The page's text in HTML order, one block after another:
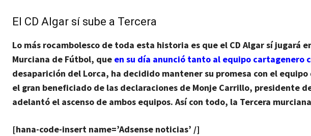
El CD Algar sí sube a Tercera
Lo más rocambolesco de toda esta historia es que el CD Algar sí jugará
Murciana de Fútbol, que en su día anunció tanto al equipo cartagenero
desaparición del Lorca, ha decidido mantener su promesa con el
el gran beneficiado de las declaraciones de Monje Carrillo, presidente
adelantó el ascenso de ambos equipos. Así con todo, la Tercera
[hana-code-insert name=’Adsense noticias’ /]